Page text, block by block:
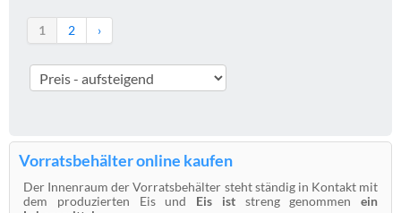
1 2 ›
Vorratsbehälter online kaufen
Der Innenraum der Vorratsbehälter steht ständig in Kontakt mit
dem produzierten Eis und Eis iststreng genommen ein